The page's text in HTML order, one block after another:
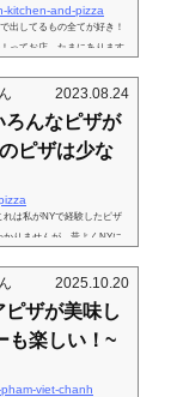
kitchen-and-pizza
出してるもの全てが好き！
ってお店、たまにあります
付け合せのラタトゥイユま
pizza/デリバリーで手元に
2023.08.24
ろんなピザが
ピザは少な
は私がNYで経験したピザ
りませんが、昔よくNYに
でよく見かけたのは、１つの
もの。$2くらいだったかな
2025.10.20
ピザが美味し
も楽しい！~
viet-chanh